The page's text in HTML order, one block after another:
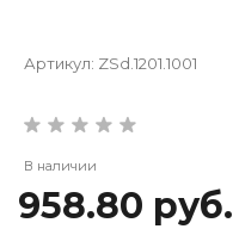
Артикул: ZSd.1201.1001
В наличии
958.80 руб.